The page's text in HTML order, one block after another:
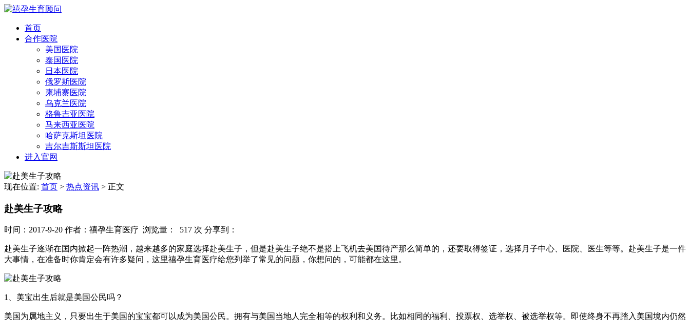
首页
合作医院
美国医院
泰国医院
日本医院
俄罗斯医院
柬埔寨医院
乌克兰医院
格鲁吉亚医院
马来西亚医院
哈萨克斯坦医院
吉尔吉斯斯坦医院
进入官网
现在位置: 首页 > 热点资讯 > 正文
赴美生子攻略
时间：2017-9-20 作者：禧孕生育医疗 浏览量： 517 次 分享到：
赴美生子逐渐在国内掀起一阵热潮，越来越多的家庭选择赴美生子，但是赴美生子绝不是搭上飞机去美国待产那么简单的，还要取得签证，选择月子中心、医院、医生等等。赴美生子是一件
大事情，在准备时你肯定会有许多疑问，这里禧孕生育医疗给您列举了常见的问题，你想问的，可能都在这里。
1、美宝出生后就是美国公民吗？
美国为属地主义，只要出生于美国的宝宝都可以成为美国公民。拥有与美国当地人完全相等的权利和义务。比如相同的福利、投票权、选举权、被选举权等。即使终身不再踏入美国境内仍然